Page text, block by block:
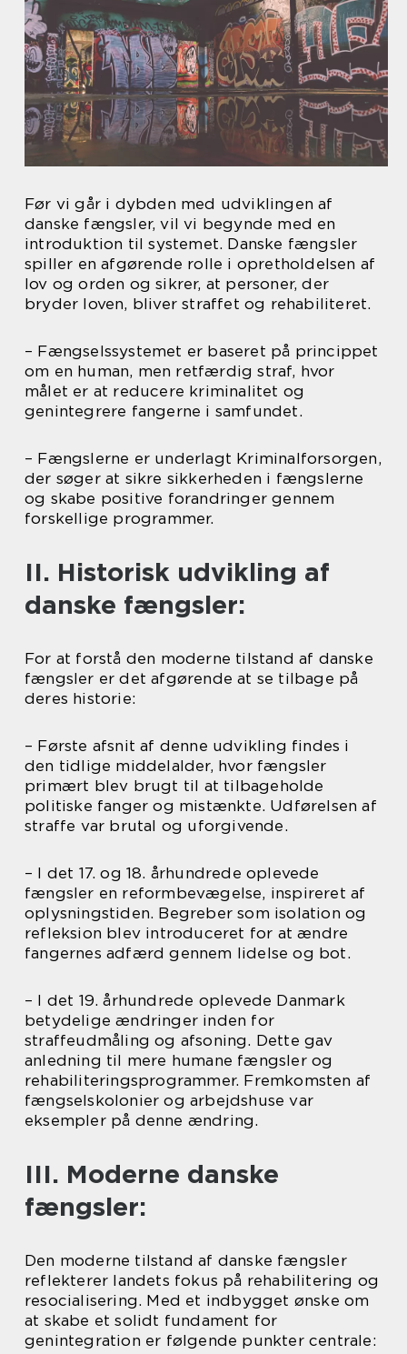
Før vi går i dybden med udviklingen af
danske fængsler, vil vi begynde med en
introduktion til systemet. Danske fængsler
spiller en afgørende rolle i opretholdelsen af
lov og orden og sikrer, at personer, der
bryder loven, bliver straffet og rehabiliteret.
– Fængselssystemet er baseret på princippet
om en human, men retfærdig straf, hvor
målet er at reducere kriminalitet og
genintegrere fangerne i samfundet.
– Fængslerne er underlagt Kriminalforsorgen,
der søger at sikre sikkerheden i fængslerne
og skabe positive forandringer gennem
forskellige programmer.
II. Historisk udvikling af
danske fængsler:
For at forstå den moderne tilstand af danske
fængsler er det afgørende at se tilbage på
deres historie:
– Første afsnit af denne udvikling findes i
den tidlige middelalder, hvor fængsler
primært blev brugt til at tilbageholde
politiske fanger og mistænkte. Udførelsen af
straffe var brutal og uforgivende.
– I det 17. og 18. århundrede oplevede
fængsler en reformbevægelse, inspireret af
oplysningstiden. Begreber som isolation og
refleksion blev introduceret for at ændre
fangernes adfærd gennem lidelse og bot.
– I det 19. århundrede oplevede Danmark
betydelige ændringer inden for
straffeudmåling og afsoning. Dette gav
anledning til mere humane fængsler og
rehabiliteringsprogrammer. Fremkomsten af
fængselskolonier og arbejdshuse var
eksempler på denne ændring.
III. Moderne danske
fængsler:
Den moderne tilstand af danske fængsler
reflekterer landets fokus på rehabilitering og
resocialisering. Med et indbygget ønske om
at skabe et solidt fundament for
genintegration er følgende punkter centrale: